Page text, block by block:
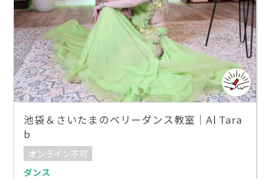
池袋＆さいたまのベリーダンス教室｜Al Tara
b
オンライン不可
ダンス